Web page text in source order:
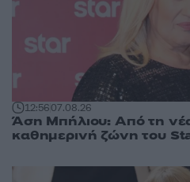
12:5607.08.26
Άση Μπήλιου: Από τη
καθημερινή ζώνη του